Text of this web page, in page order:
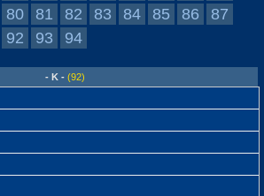
80 81 82 83 84 85 86
87
92 93 94
- K - (92)